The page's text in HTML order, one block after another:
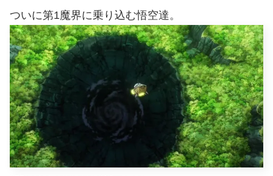
ついに第1魔界に乗り込む悟空達。